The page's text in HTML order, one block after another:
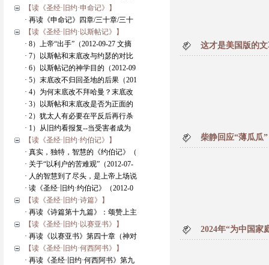
【读《圣经·旧约·申命记》】
· 再读《申命记》四章/三十章/三十
【读《圣经·旧约·以斯帖记》】
· 8）上帝“出手”（2012-09-27 文摘
· 7）以斯帖和末底改与约瑟的对比
· 6）以斯帖记的神学目的（2012-09
· 5）末底改不归回圣地的后果（201
· 4）为何末底改不拜哈曼？末底改
· 3）以斯帖和末底改是否为正面的
· 2）犹太人有必要在平反后再行杀
· 1）从旧约看报复--当受害者成为
【读《圣经·旧约·约伯记》】
· 真实，独特，智慧的《约伯记》（
· 关于“以利户的苦难观”（2012-07-
· 人的智慧到了尽头，是上帝上场说
· 读《圣经·旧约·约伯记》（2012-0
【读《圣经·旧约·诗篇》】
· 再读《诗篇第十九篇》：颂赞上主
【读《圣经·旧约·以赛亚书》】
· 再读《以赛亚书》第四十章（神对
【读《圣经·旧约·何西阿书》】
· 再读《圣经·旧约·何西阿书》第九
这才是美国版的
柴静回应“薄瓜瓜
2024年“为中国家